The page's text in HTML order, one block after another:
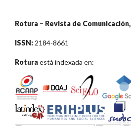
Rotura – Revista de
ISSN: 2184-8661
Roturaestá indexada en: